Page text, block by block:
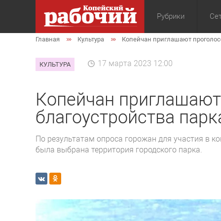
Рубрики
Общество
Главная Культура Копейчан приглашают
КУЛЬТУРА 17 марта 2023 12:00
Копейчан
благоустройства
По результатам опроса горожан для участия в
была выбрана территория городского парка.